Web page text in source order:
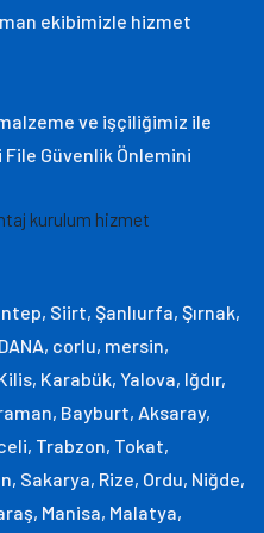
ekibimizle hizmet
ve işçiliğimiz ile
File Güvenlik Önlemini
kurulum hizmet
Siirt, Şanlıurfa, Şırnak,
corlu, mersin,
Karabük, Yalova, Iğdır,
Bayburt, Aksaray,
Trabzon, Tokat,
Sakarya, Rize, Ordu, Niğde,
Manisa, Malatya,